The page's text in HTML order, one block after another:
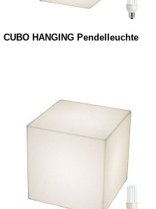
CUBO HANGING Pendelleuchte